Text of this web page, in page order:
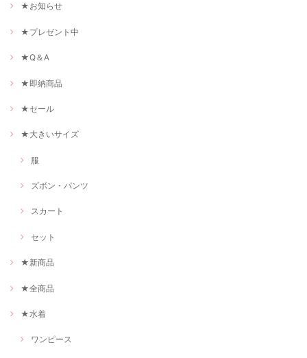
★お知らせ
★プレゼント中
★Q＆A
★即納商品
★セール
★大きいサイズ
服
ズボン・パンツ
スカート
セット
★新商品
★全商品
★水着
ワンピース